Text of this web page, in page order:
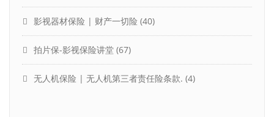
影视器材保险 | 财产一切险 (40)
拍片保-影视保险讲堂 (67)
无人机保险 | 无人机第三者责任险条款. (4)